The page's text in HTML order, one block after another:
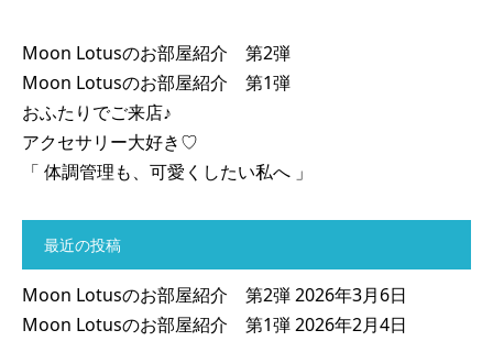
Moon Lotusのお部屋紹介 第2弾
Moon Lotusのお部屋紹介 第1弾
おふたりでご来店♪
アクセサリー大好き♡
「 体調管理も、可愛くしたい私へ 」
最近の投稿
Moon Lotusのお部屋紹介 第2弾2026年3月6日
Moon Lotusのお部屋紹介 第1弾2026年2月4日